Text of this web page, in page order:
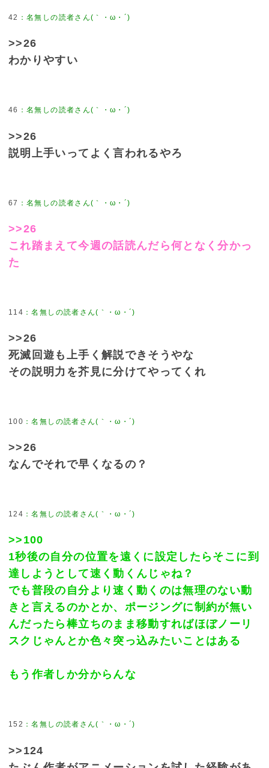
42
>>26
わかりやすい
46
>>26
説明上手いってよく言われるやろ
67
>>26
これ踏まえて今週の話読んだら何となく分かっ
た
114
>>26
死滅回遊も上手く解説できそうやな
その説明力を芥見に分けてやってくれ
100
>>26
なんでそれで早くなるの？
124
>>100
1秒後の自分の位置を遠くに設定したらそこに到
達しようとして速く動くんじゃね？
でも普段の自分より速く動くのは無理のない動
きと言えるのかとか、ポージングに制約が無い
んだったら棒立ちのまま移動すればほぼノーリ
スクじゃんとか色々突っ込みたいことはある
もう作者しか分からんな
152
>>124